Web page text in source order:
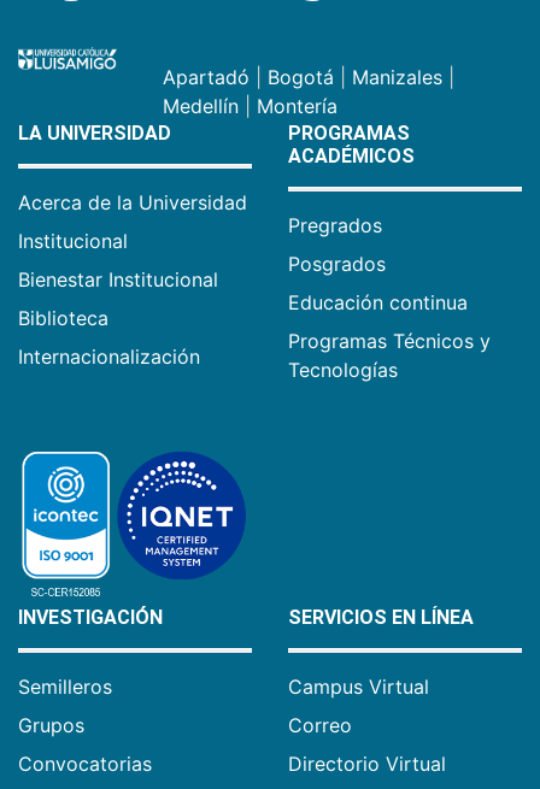
Apartadó Bogotá Manizales
Medellín
Montería
LA UNIVERSIDAD
Acerca de la Universidad
Institucional
Bienestar Institucional
Biblioteca
Internacionalización
PROGRAMAS
ACADÉMICOS
Pregrados
Posgrados
Educación continua
Programas Técnicos y
Tecnologías
INVESTIGACIÓN
Semilleros
Grupos
Convocatorias
SERVICIOS EN LÍNEA
Campus Virtual
Correo
Directorio Virtual